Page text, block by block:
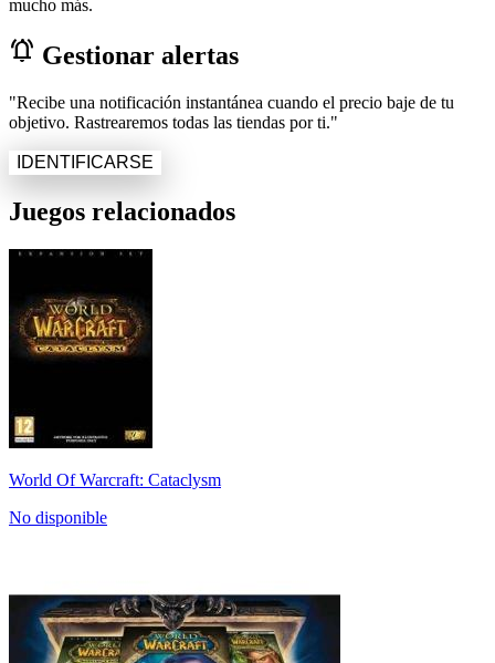
mucho más.
notifications_active Gestionar alertas
"Recibe una notificación instantánea cuando el precio baje de tu
objetivo. Rastrearemos todas las tiendas por ti."
IDENTIFICARSE
Juegos relacionados
World Of Warcraft: Cataclysm
No disponible